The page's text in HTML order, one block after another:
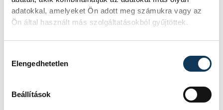
adatokkal, amelyeket Ön adott meg számukra vagy az
Ön által használt más szolgáltatásokból gyűjtöttek.
Elengedhetetlen
Beállítások